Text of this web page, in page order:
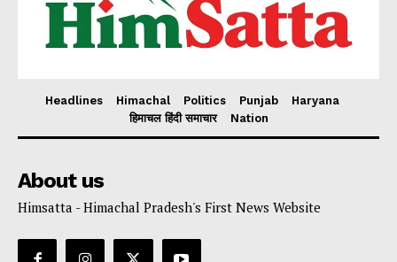
Headlines Himachal Politics Punjab
Haryana
हिमाचल हिंदी समाचार
Nation
About us
Himsatta - Himachal Pradesh's First News Website